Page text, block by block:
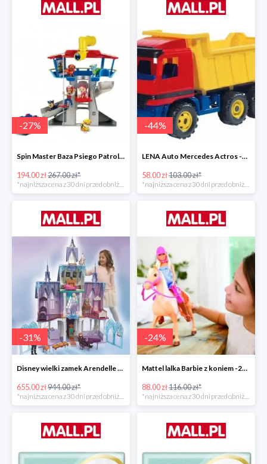
-27%
Spin Master Baza Psiego Patrolu -27%
194.00 zł267.00 zł*
*najniższa cena z 30 dni przed obniżką
-44%
LENA Auto Mercedes Actros -43%
58.00 zł103.00 zł*
*najniższa cena z 30 dni przed obniżką
-31%
Disney wielki zamek Arendelle Frozen 2 -30%
655.00 zł944.00 zł*
-24%
Mattel lalka Barbie z koniem -24%
88.00 zł116.00 zł*